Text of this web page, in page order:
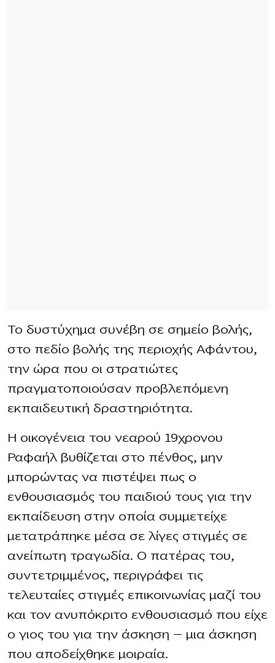
Το δυστύχημα συνέβη σε σημείο βολής,
στο πεδίο βολής της περιοχής Αφάντου,
την ώρα που οι στρατιώτες
πραγματοποιούσαν προβλεπόμενη
εκπαιδευτική δραστηριότητα.
Η οικογένεια του νεαρού 19χρονου
Ραφαήλ βυθίζεται στο πένθος, μην
μπορώντας να πιστέψει πως ο
ενθουσιασμός του παιδιού τους για την
εκπαίδευση στην οποία συμμετείχε
μετατράπηκε μέσα σε λίγες στιγμές σε
ανείπωτη τραγωδία. Ο πατέρας του,
συντετριμμένος, περιγράφει τις
τελευταίες στιγμές επικοινωνίας μαζί του
και τον ανυπόκριτο ενθουσιασμό που είχε
ο γιος του για την άσκηση — μια άσκηση
που αποδείχθηκε μοιραία.